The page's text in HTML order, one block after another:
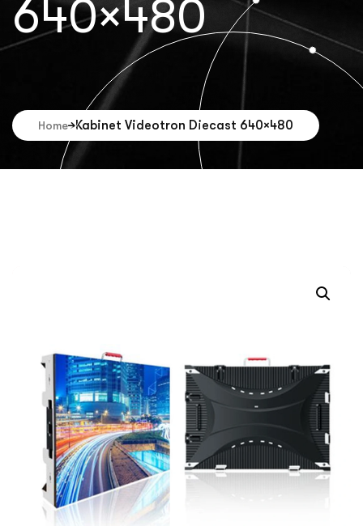
640×480
Home Kabinet Videotron Diecast 640×480